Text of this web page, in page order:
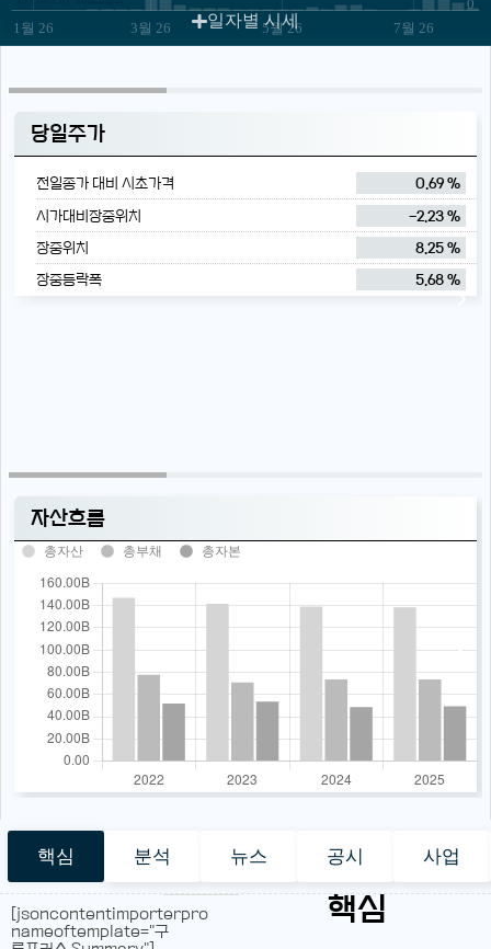
1월 26 3월 26 5월 26 7월 26
일자별 시세
당일주가
전일종가 대비 시초가격
0.69 %
시가대비장중위치
-2.23 %
장중위치
8.25 %
장중등락폭
5.68 %
자산흐름
총자산 총부채 총자본
핵심 분석 뉴스 공시 사업
핵심
[jsoncontentimporterpro
nameoftemplate="구